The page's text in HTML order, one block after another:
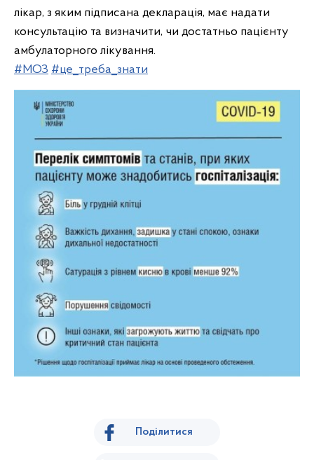
лікар, з яким підписана декларація, має надати
консультацію та визначити, чи достатньо пацієнту
амбулаторного лікування.
#МОЗ #це_треба_знати
Поділитися